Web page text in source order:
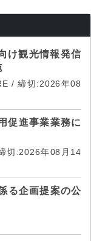
け観光情報発信
/ 締切:2026年08
促進事業業務に
切:2026年08月14
る企画提案の公